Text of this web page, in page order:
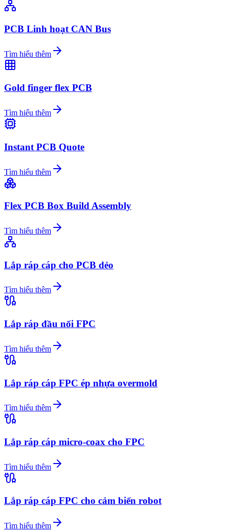
PCB Linh hoạt CAN Bus
Tìm hiểu thêm
Gold finger flex PCB
Tìm hiểu thêm
Instant PCB Quote
Tìm hiểu thêm
Flex PCB Box Build Assembly
Tìm hiểu thêm
Lắp ráp cáp cho PCB dẻo
Tìm hiểu thêm
Lắp ráp đầu nối FPC
Tìm hiểu thêm
Lắp ráp cáp FPC ép nhựa overmold
Tìm hiểu thêm
Lắp ráp cáp micro-coax cho FPC
Tìm hiểu thêm
Lắp ráp cáp FPC cho cảm biến robot
Tìm hiểu thêm